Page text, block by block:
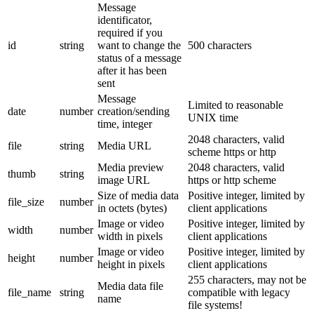
id string
Message
identificator,
required if you
want to change the
status of a message
after it has been
sent
500 characters
date number
Message
creation/sending
time, integer
Limited to reasonable
UNIX time
file string Media URL
2048 characters, valid
scheme https or http
thumb
string
Media preview
image URL
2048 characters, valid
https or http scheme
file_size
number
Size of media data
in octets (bytes)
Positive integer, limited by
client applications
width
number
Image or video
width in pixels
Positive integer, limited by
client applications
height
number
Image or video
height in pixels
Positive integer, limited by
client applications
file_name string
Media data file
name
255 characters, may not be
compatible with legacy
file systems!